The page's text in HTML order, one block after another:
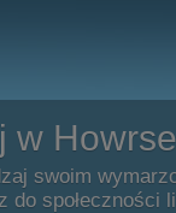
w Howrse
swoim
do